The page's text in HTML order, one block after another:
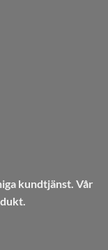
kundtjänst. Vår